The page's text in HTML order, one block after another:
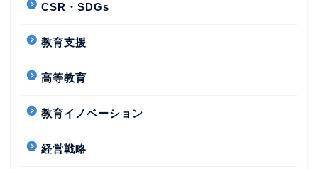
CSR・SDGs
教育支援
高等教育
教育イノベーション
経営戦略